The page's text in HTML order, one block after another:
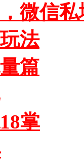
微信私
法
篇
掌